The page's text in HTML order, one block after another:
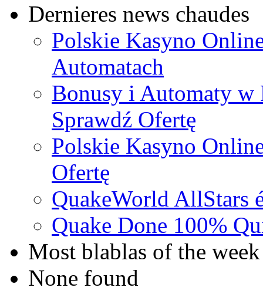
Dernieres news chaudes
Polskie Kasyno
Automatach
Bonusy i Automaty w
Sprawdź Ofertę
Polskie Kasyno
Ofertę
QuakeWorld AllStars
Quake Done 100%
Most blablas of the week
None found